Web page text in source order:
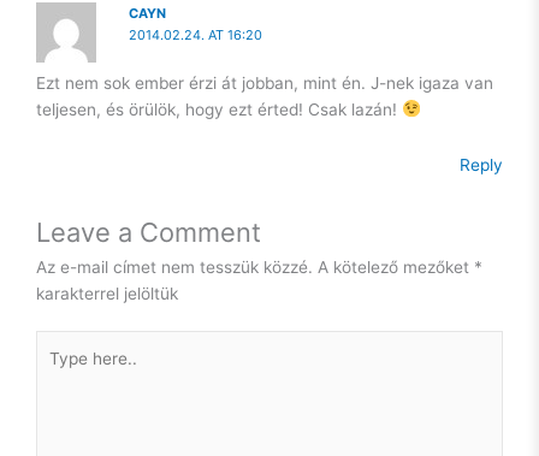
CAYN
2014.02.24. AT 16:20
Ezt nem sok ember érzi át jobban, mint én. J-nek igaza van
teljesen, és örülök, hogy ezt érted! Csak lazán!
Reply
Leave a Comment
Az e-mail címet nem tesszük közzé. A kötelező mezőket *
karakterrel jelöltük
here..